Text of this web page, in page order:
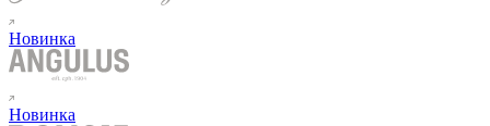
Новинка
Новинка